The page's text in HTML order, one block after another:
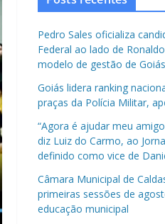
Pedro Sales oficializa
Federal ao lado de
modelo de gestão de
Goiás lidera ranking
praças da Polícia Militar,
“Agora é ajudar meu
diz Luiz do Carmo, ao
definido como vice de
Câmara Municipal de
primeiras sessões de
educação municipal